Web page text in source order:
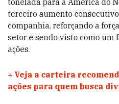
tonelada para a América do
terceiro aumento
companhia, reforçando a
setor e sendo visto como um
ações.
+ Veja a carteira
ações para quem busca